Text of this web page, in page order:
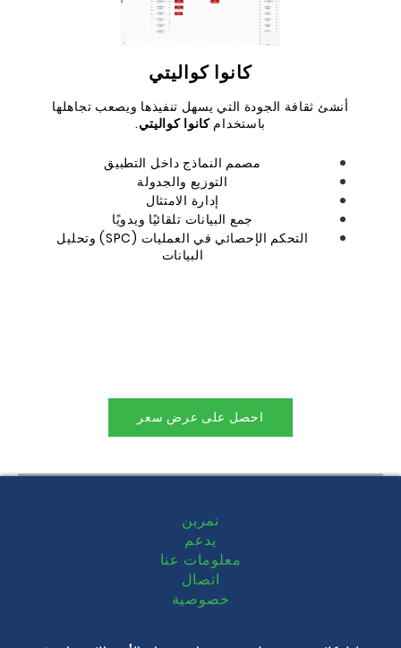
كانوا كواليتي
أنشئ ثقافة الجودة التي يسهل تنفيذها ويصعب تجاهلها
باستخدامكانوا كواليتي.
مصمم النماذج داخل التطبيق
التوزيع والجدولة
إدارة الامتثال
جمع البيانات تلقائيًا ويدويًا
التحكم الإحصائي في العمليات (SPC) وتحليل
البيانات
احصل على عرض سعر
تمرين
يدعم
معلومات عنا
اتصال
خصوصية